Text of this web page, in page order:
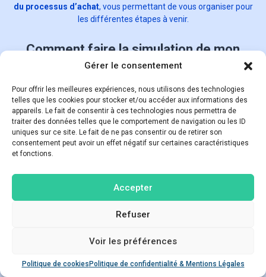
Gérer le consentement
Pour offrir les meilleures expériences, nous utilisons des technologies
telles que les cookies pour stocker et/ou accéder aux informations des
appareils. Le fait de consentir à ces technologies nous permettra de
traiter des données telles que le comportement de navigation ou les ID
uniques sur ce site. Le fait de ne pas consentir ou de retirer son
consentement peut avoir un effet négatif sur certaines caractéristiques
et fonctions.
Accepter
Refuser
Voir les préférences
Politique de cookies Politique de confidentialité & Mentions Légales
du processus d’achat, vous permettant de vous organiser pour
les différentes étapes à venir.
Comment faire la simulation de mon
projet immobilier en leasing immobilier ?
Pour démarrer votre simulation avec HST Partner, voici quelques
étapes simples à suivre :
Accédez à notre
simulateur en ligne via
ce lien
Commencer
Poser une question
Open